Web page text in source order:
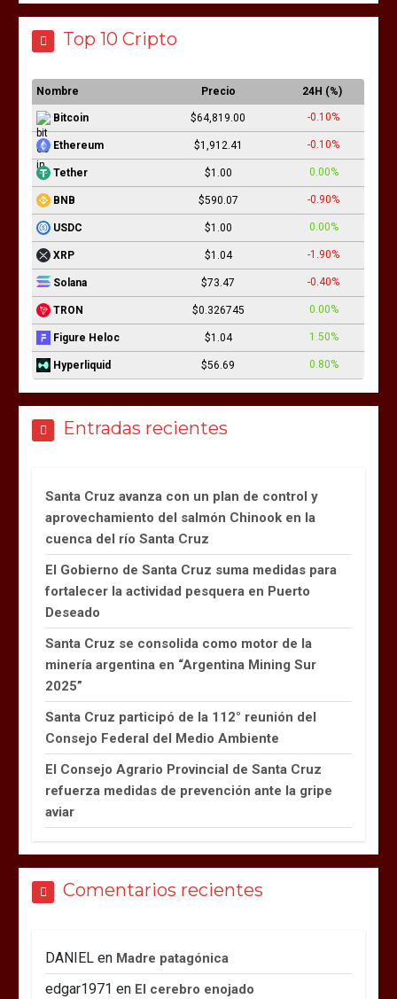
Top 10 Cripto
Nombre Precio 24H (%)
Bitcoin $64,819.00 -0.10%
Ethereum $1,912.41 -0.10%
Tether $1.00 0.00%
BNB $590.07 -0.90%
USDC $1.00 0.00%
XRP $1.04 -1.90%
Solana $73.47 -0.40%
TRON $0.326745 0.00%
Figure Heloc $1.04 1.50%
Hyperliquid $56.69 0.80%
Entradas recientes
Santa Cruz avanza con un plan de control y
aprovechamiento del salmón Chinook en la
cuenca del río Santa Cruz
El Gobierno de Santa Cruz suma medidas para
fortalecer la actividad pesquera en Puerto
Deseado
Santa Cruz se consolida como motor de la
minería argentina en “Argentina Mining Sur
2025”
Santa Cruz participó de la 112° reunión del
Consejo Federal del Medio Ambiente
El Consejo Agrario Provincial de Santa Cruz
refuerza medidas de prevención ante la gripe
aviar
Comentarios recientes
DANIEL en Madre patagónica
edgar1971 en El cerebro enojado